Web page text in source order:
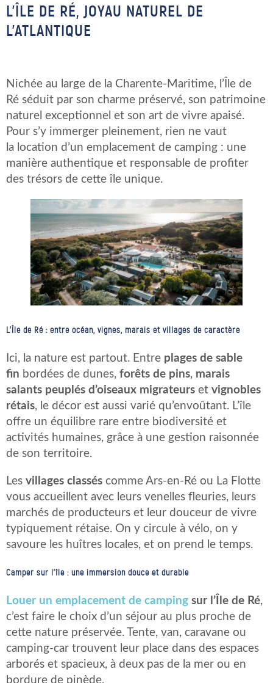
L’ÎLE DE RÉ, JOYAU NATUREL DE
L’ATLANTIQUE
Nichée au large de la Charente-Maritime, l’Île de
Ré séduit par son charme préservé, son patrimoine
naturel exceptionnel et son art de vivre apaisé.
Pour s’y immerger pleinement, rien ne vaut
la location d’un emplacement de camping : une
manière authentique et responsable de profiter
des trésors de cette île unique.
L’Île de Ré : entre océan, vignes, marais et villages de caractère
Ici, la nature est partout. Entre plages de sable
fin bordées de dunes, forêts de pins, marais
salants peuplés d’oiseaux migrateurs et vignobles
rétais, le décor est aussi varié qu’envoûtant. L’île
offre un équilibre rare entre biodiversité et
activités humaines, grâce à une gestion raisonnée
de son territoire.
Les villages classés comme Ars-en-Ré ou La Flotte
vous accueillent avec leurs venelles fleuries, leurs
marchés de producteurs et leur douceur de vivre
typiquement rétaise. On y circule à vélo, on y
savoure les huîtres locales, et on prend le temps.
Camper sur l’île : une immersion douce et durable
Louer un emplacement de camping sur l’Île de Ré,
c’est faire le choix d’un séjour au plus proche de
cette nature préservée. Tente, van, caravane ou
camping-car trouvent leur place dans des espaces
arborés et spacieux, à deux pas de la mer ou en
bordure de pinède.